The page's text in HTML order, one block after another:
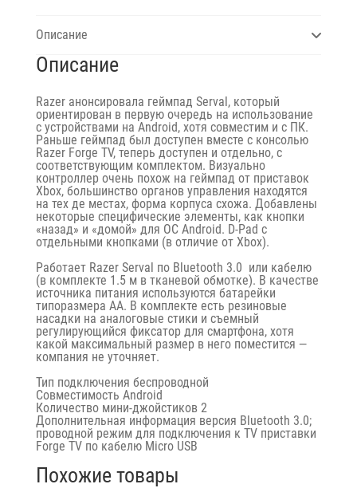
Описание
Описание
Razer анонсировала геймпад Serval, который
ориентирован в первую очередь на использование
с устройствами на Android, хотя совместим и с ПК.
Раньше геймпад был доступен вместе с консолью
Razer Forge TV, теперь доступен и отдельно, с
соответствующим комплектом. Визуально
контроллер очень похож на геймпад от приставок
Xbox, большинство органов управления находятся
на тех де местах, форма корпуса схожа. Добавлены
некоторые специфические элементы, как кнопки
«назад» и «домой» для ОС Android. D-Pad с
отдельными кнопками (в отличие от Xbox).
Работает Razer Serval по Bluetooth 3.0 или кабелю
(в комплекте 1.5 м в тканевой обмотке). В качестве
источника питания используются батарейки
типоразмера AA. В комплекте есть резиновые
насадки на аналоговые стики и съемный
регулирующийся фиксатор для смартфона, хотя
какой максимальный размер в него поместится —
компания не уточняет.
Тип подключения беспроводной
Совместимость Android
Количество мини-джойстиков 2
Дополнительная информация версия Bluetooth 3.0;
проводной режим для подключения к TV приставки
Forge TV по кабелю Micro USB
Похожие товары